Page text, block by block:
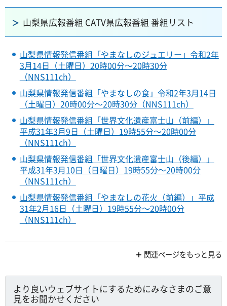
山梨県広報番組 CATV県広報番組 番組リスト
山梨県情報発信番組「やまなしのジュエリー」令和2年
3月14日（土曜日）20時00分～20時30分
（NNS111ch）
山梨県情報発信番組「やまなしの食」令和2年3月14日
（土曜日）20時00分～20時30分（NNS111ch）
山梨県情報発信番組「世界文化遺産富士山（前編）」
平成31年3月9日（土曜日）19時55分～20時00分
（NNS111ch）
山梨県情報発信番組「世界文化遺産富士山（後編）」
平成31年3月10日（日曜日）19時55分～20時00分
（NNS111ch）
山梨県情報発信番組「やまなしの花火（前編）」平成
31年2月16日（土曜日）19時55分～20時00分
（NNS111ch）
関連ページをもっと見る
より良いウェブサイトにするためにみなさまのご意
見をお聞かせください